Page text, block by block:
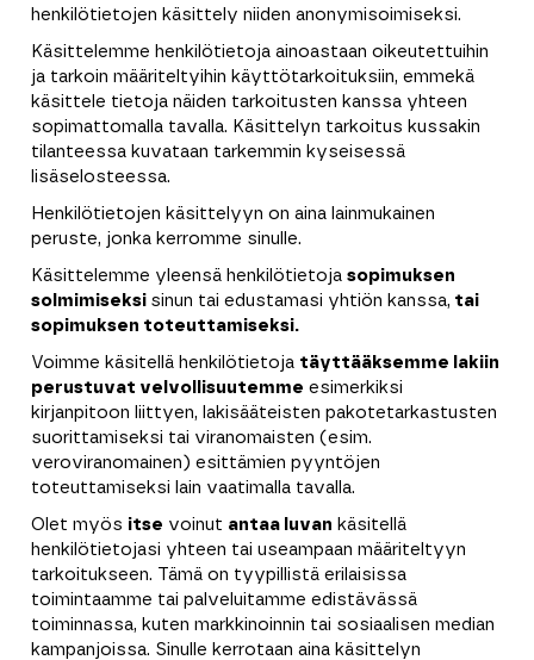
henkilötietojen käsittely niiden anonymisoimiseksi.
Käsittelemme henkilötietoja ainoastaan oikeutettuihin
ja tarkoin määriteltyihin käyttötarkoituksiin, emmekä
käsittele tietoja näiden tarkoitusten kanssa yhteen
sopimattomalla tavalla. Käsittelyn tarkoitus kussakin
tilanteessa kuvataan tarkemmin kyseisessä
lisäselosteessa.
Henkilötietojen käsittelyyn on aina lainmukainen
peruste, jonka kerromme sinulle.
Käsittelemme yleensä henkilötietoja sopimuksen
solmimiseksi sinun tai edustamasi yhtiön kanssa, tai
sopimuksen toteuttamiseksi.
Voimme käsitellä henkilötietoja täyttääksemme lakiin
perustuvat velvollisuutemme esimerkiksi
kirjanpitoon liittyen, lakisääteisten pakotetarkastusten
suorittamiseksi tai viranomaisten (esim.
veroviranomainen) esittämien pyyntöjen
toteuttamiseksi lain vaatimalla tavalla.
Olet myös itse voinut antaa luvan käsitellä
henkilötietojasi yhteen tai useampaan määriteltyyn
tarkoitukseen. Tämä on tyypillistä erilaisissa
toimintaamme tai palveluitamme edistävässä
toiminnassa, kuten markkinoinnin tai sosiaalisen median
kampanjoissa. Sinulle kerrotaan aina käsittelyn